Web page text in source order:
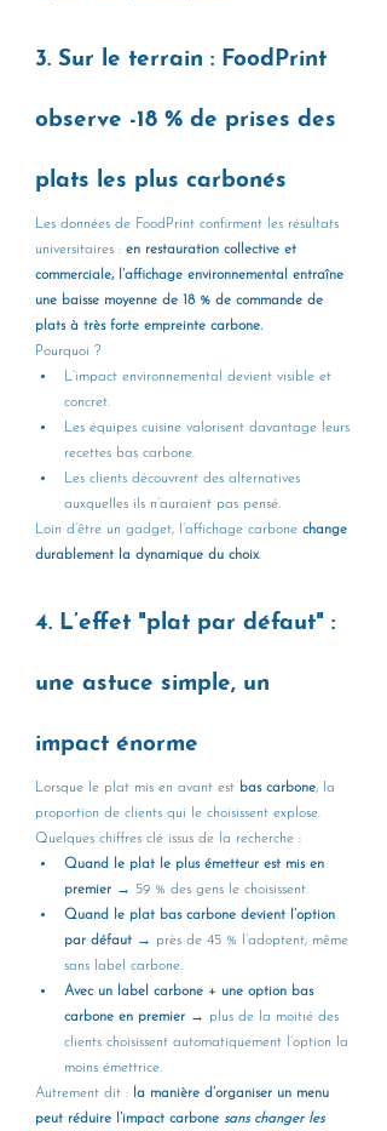
3. Sur le terrain : FoodPrint
observe -18 % de prises des
plats les plus carbonés
Les données de FoodPrint confirment les résultats
universitaires : en restauration collective et
commerciale, l’affichage environnemental entraîne
une baisse moyenne de 18 % de commande de
plats à très forte empreinte carbone.
Pourquoi ?
L’impact environnemental devient visible et
concret.
Les équipes cuisine valorisent davantage leurs
recettes bas carbone.
Les clients découvrent des alternatives
auxquelles ils n’auraient pas pensé.
Loin d’être un gadget, l’affichage carbone change
durablement la dynamique du choix.
4. L’effet "plat par défaut" :
une astuce simple, un
impact énorme
Lorsque le plat mis en avant est bas carbone, la
proportion de clients qui le choisissent explose.
Quelques chiffres clé issus de la recherche :
Quand le plat le plus émetteur est mis en
premier → 59 % des gens le choisissent.
Quand le plat bas carbone devient l’option
par défaut → près de 45 % l’adoptent, même
sans label carbone.
Avec un label carbone + une option bas
carbone en premier → plus de la moitié des
clients choisissent automatiquement l’option la
moins émettrice.
Autrement dit : la manière d’organiser un menu
peut réduire l’impact carbone sans changer les